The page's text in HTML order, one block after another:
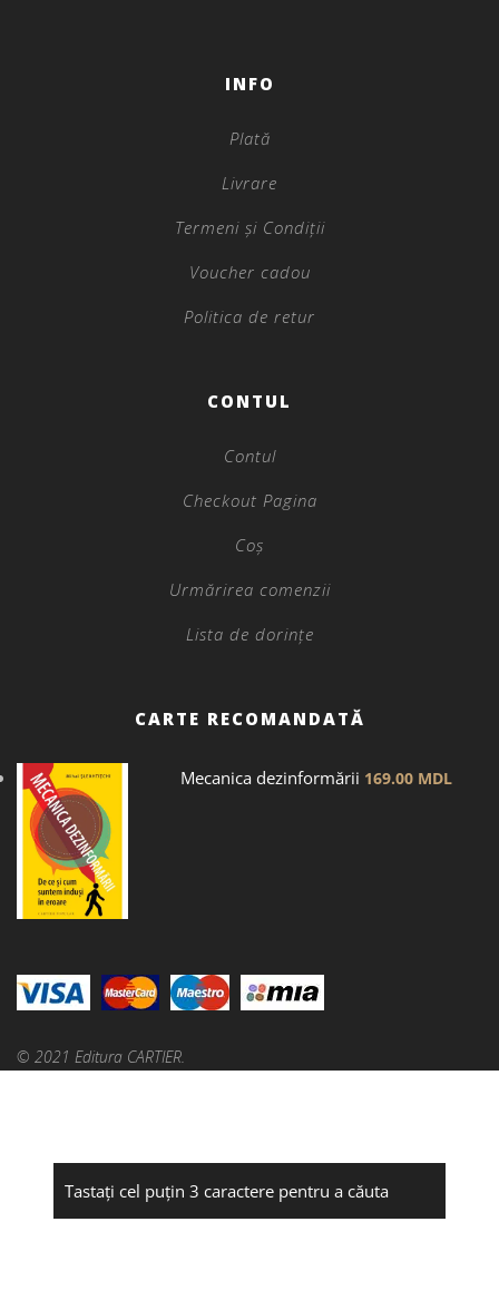
INFO
Plată
Livrare
Termeni și Condiții
Voucher cadou
Politica de retur
CONTUL
Contul
Checkout Pagina
Coș
Urmărirea comenzii
Lista de dorințe
CARTE RECOMANDATĂ
Mecanica dezinformării 169.00 MDL
© 2021 Editura CARTIER.